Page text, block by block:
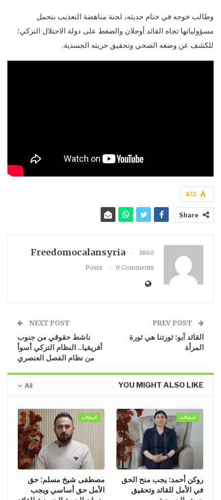
وطالب خوجه في ختام حديثه، لجنة مناهضة التعذيب بتحمل
مسؤولياتها تجاه القائد أوجلان والضغط على دولة الاحتلال التركي؛
للكشف عن وضعه الصحي وتحقيق حريته الجسدية.
672
Share
Freedomocalansyria
3860
Posts
0 Comments
​​​​​​​القائد آبو: ثورتنا هي ثورة
المرأة
NEXT POST
​​​​​​​ناشط حقوقي من جنوب
أفريقيا.. النظام التركي أسوأ
من نظام الفصل العنصري
All YOU MIGHT ALSO LIKE
المقالات
روكن أحمد: يجب منح الحق
في الأمل للقائد وتحقيق
المقالات
مصطفى شيخ مسلم: حق
الأمل حق أساسي ويجب